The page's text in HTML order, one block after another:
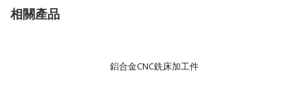
相關產品
鋁合金CNC銑床加工件